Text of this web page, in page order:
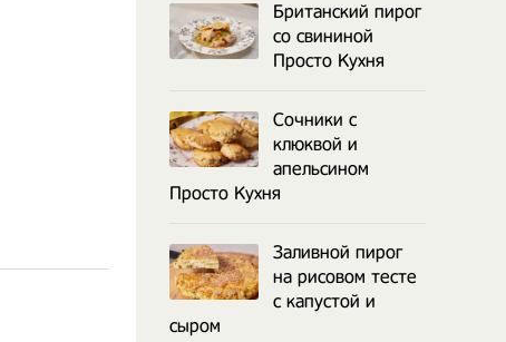
Британский пирог
со свининой
Просто Кухня
Сочники с
клюквой и
апельсином
Просто Кухня
Заливной пирог
на рисовом тесте
с капустой и
сыром